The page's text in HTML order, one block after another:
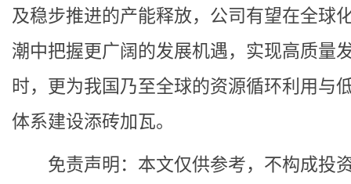
及稳步推进的产能释放，公司有望在全球
潮中把握更广阔的发展机遇，实现高质量
时，更为我国乃至全球的资源循环利用与
体系建设添砖加瓦。
免责声明：本文仅供参考，不构成投